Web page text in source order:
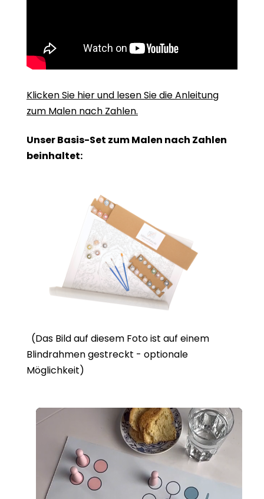
Klicken Sie hier und lesen Sie die Anleitung
zum Malen nach Zahlen.
Unser Basis-Set zum Malen nach Zahlen
beinhaltet:
(Das Bild auf diesem Foto ist auf einem
Blindrahmen gestreckt - optionale
Möglichkeit)